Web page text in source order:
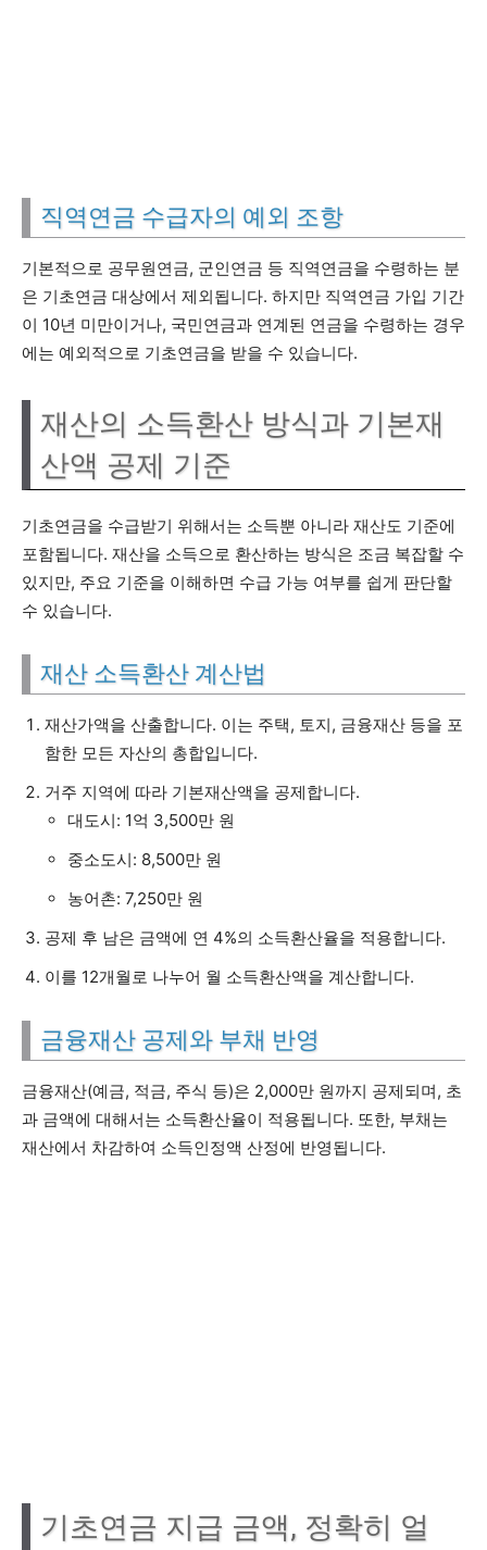
직역연금 수급자의 예외 조항
기본적으로 공무원연금, 군인연금 등 직역연금을 수령하는 분
은 기초연금 대상에서 제외됩니다. 하지만 직역연금 가입 기간
이 10년 미만이거나, 국민연금과 연계된 연금을 수령하는 경우
에는 예외적으로 기초연금을 받을 수 있습니다.
재산의 소득환산 방식과 기본재
산액 공제 기준
기초연금을 수급받기 위해서는 소득뿐 아니라 재산도 기준에
포함됩니다. 재산을 소득으로 환산하는 방식은 조금 복잡할 수
있지만, 주요 기준을 이해하면 수급 가능 여부를 쉽게 판단할
수 있습니다.
재산 소득환산 계산법
재산가액을 산출합니다. 이는 주택, 토지, 금융재산 등을 포
함한 모든 자산의 총합입니다.
거주 지역에 따라 기본재산액을 공제합니다.
대도시: 1억 3,500만 원
중소도시: 8,500만 원
농어촌: 7,250만 원
공제 후 남은 금액에 연 4%의 소득환산율을 적용합니다.
이를 12개월로 나누어 월 소득환산액을 계산합니다.
금융재산 공제와 부채 반영
금융재산(예금, 적금, 주식 등)은 2,000만 원까지 공제되며, 초
과 금액에 대해서는 소득환산율이 적용됩니다. 또한, 부채는
재산에서 차감하여 소득인정액 산정에 반영됩니다.
기초연금 지급 금액, 정확히 얼